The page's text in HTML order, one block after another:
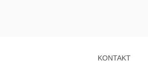
KONTAKT